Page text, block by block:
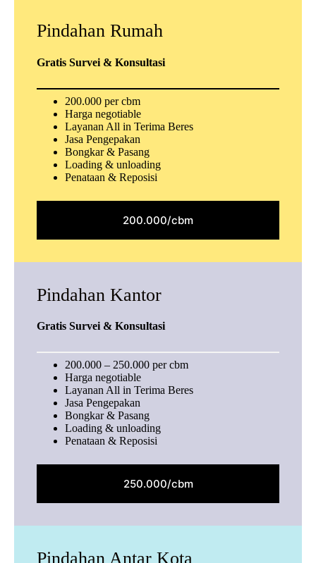
Pindahan Rumah
Gratis Survei & Konsultasi
200.000 per cbm
Harga negotiable
Layanan All in Terima Beres
Jasa Pengepakan
Bongkar & Pasang
Loading & unloading
Penataan & Reposisi
200.000/cbm
Pindahan Kantor
Gratis Survei & Konsultasi
200.000 – 250.000 per cbm
Harga negotiable
Layanan All in Terima Beres
Jasa Pengepakan
Bongkar & Pasang
Loading & unloading
Penataan & Reposisi
250.000/cbm
Pindahan Antar Kota